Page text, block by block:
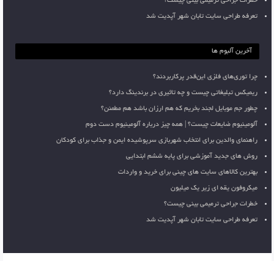
تعرفه طراحی سایت تابان شهر آپدیت شد
آخرین آلبوم ها
چرا توری‌های فلزی این‌قدر پرکاربردند؟
ریمیکس تبلیغاتی چیست و چه تاثیری در برندینگ دارد؟
چطور جم موبایل لجند بخریم که هم ارزان باشد هم مطمئن؟
آلومینیوم ضایعات چیست؟ | همه چیز درباره آلومینیوم دست دوم
راهنمای والدین برای انتخاب شهربازی سرپوشیده ایمن و جذاب برای کودکان
روش های جدید آموزشی برای پایه ششم ابتدایی
بهترین کالاهای سایت های چینی برای خرید و واردات
میکروفون یقه ای زیر یک میلیون
خطرات جراحی ترمیمی بینی چیست؟
تعرفه طراحی سایت تابان شهر آپدیت شد